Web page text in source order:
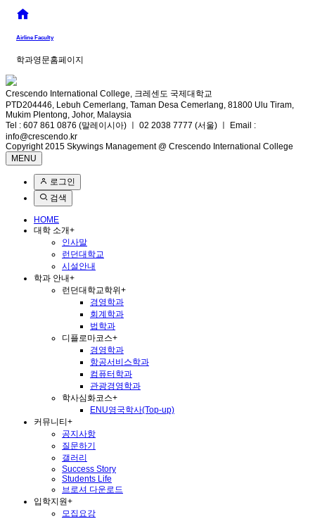
Airline Faculty
학과영문홈페이지
Crescendo International College, 크레센도 국제대학교
PTD204446, Lebuh Cemerlang, Taman Desa Cemerlang, 81800 Ulu Tiram,
Mukim Plentong, Johor, Malaysia
Tel : 607 861 0876 (말레이시아) ㅣ 02 2038 7777 (서울) ㅣ Email :
info@crescendo.kr
Copyright 2015 Skywings Management @ Crescendo International College
MENU
로그인
검색
HOME
대학 소개+
인사말
런던대학교
시설안내
학과 안내+
런던대학교학위+
경영학과
회계학과
법학과
디플로마코스+
경영학과
항공서비스학과
컴퓨터학과
관광경영학과
학사심화코스+
ENU영국학사(Top-up)
커뮤니티+
공지사항
질문하기
갤러리
Success Story
Students Life
브로셔 다운로드
입학지원+
모집요강